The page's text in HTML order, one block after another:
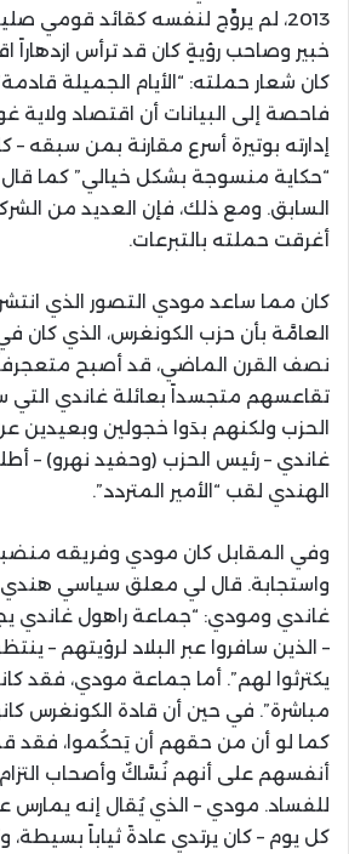
2013، لم يروِّج لنفسه كقائد قومي
خبير وصاحب رؤيةٍ كان قد ترأس ازدهاراً
كان شعار حملته: “الأيام الجميلة
فاحصة إلى البيانات أن اقتصاد ولاية
إدارته بوتيرة أسرع مقارنة بمن سبقه –
“حكاية منسوجة بشكل خيالي” كما قال
السابق. ومع ذلك، فإن العديد من
أغرقت حملته بالتبرعات.
كان مما ساعد مودي التصور الذي
العامَّة بأن حزب الكونغرس، الذي كان
نصف القرن الماضي، قد أصبح
تقاعسهم متجسداً بعائلة غاندي
الحزب ولكنهم بدَوا خجولين وبعيدين
غاندي – رئيس الحزب (وحفيد نهرو) –
الهندي لقب “الأمير المتردد”.
وفي المقابل كان مودي وفريقه
واستجابة. قال لي معلق سياسي هندي
غاندي ومودي: “جماعة راهول غاندي
– الذين سافروا عبر البلاد لرؤيتهم –
يكترثوا لهم”. أما جماعة مودي، فقد
مباشرة”. في حين أن قادة الكونغرس
أنفسهم على أنهم نُسَّاكٌ وأصحاب
للفساد. مودي – الذي يُقال إنه يمارس
كل يوم – كان يرتدي عادةً ثياباً بسيطة،